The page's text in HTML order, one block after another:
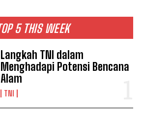
5 THIS WEEK
Langkah TNI dalam
Menghadapi Potensi Bencana
Alam
TNI